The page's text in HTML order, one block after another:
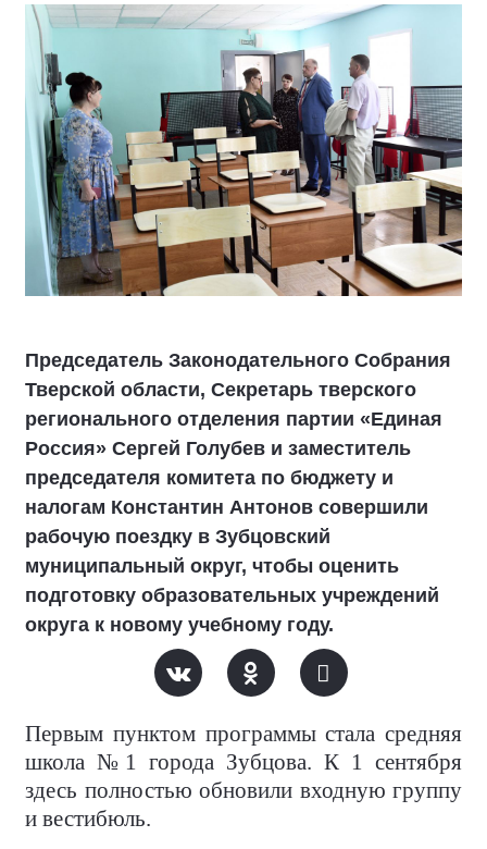
Председатель Законодательного Собрания
Тверской области, Секретарь тверского
регионального отделения партии «Единая
Россия» Сергей Голубев и заместитель
председателя комитета по бюджету и
налогам Константин Антонов совершили
рабочую поездку в Зубцовский
муниципальный округ, чтобы оценить
подготовку образовательных учреждений
округа к новому учебному году.
Первым пунктом программы стала средняя
школа №1 города Зубцова. К 1 сентября
здесь полностью обновили входную группу
и вестибюль.